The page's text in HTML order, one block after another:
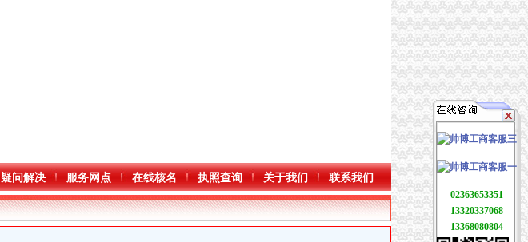
疑问解决 服务网点 在线核名 执照查询 关于我们 联系我们
02363653351
13320337068
13368080804